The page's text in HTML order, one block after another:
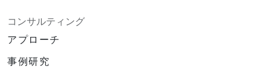
コンサルティング
アプローチ
事例研究